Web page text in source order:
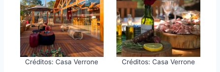
Créditos: Casa Verrone Créditos: Casa Verrone